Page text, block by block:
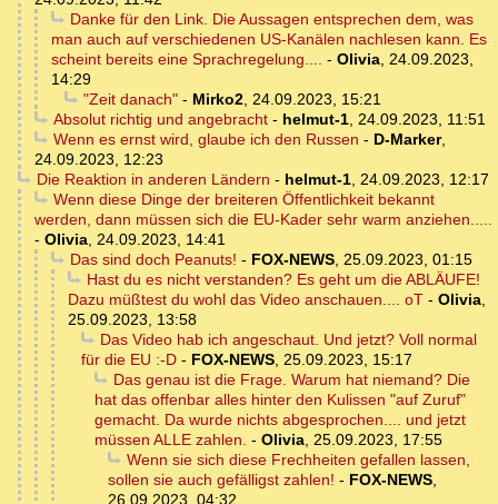
Danke für den Link. Die Aussagen entsprechen dem, was
man auch auf verschiedenen US-Kanälen nachlesen kann. Es
scheint bereits eine Sprachregelung....
- Olivia 24.09.2023,
14:29
"Zeit danach"- Mirko2, 24.09.2023, 15:21
Absolut richtig und angebracht- helmut-1, 24.09.2023, 11:51
Wenn es ernst wird, glaube ich den Russen - D-Marker,
24.09.2023, 12:23
Die Reaktion in anderen Ländern - helmut-1, 24.09.2023, 12:17
Wenn diese Dinge der breiteren Öffentlichkeit bekannt
werden, dann müssen sich die EU-Kader sehr warm anziehen.....
- Olivia 24.09.2023, 14:41
Das sind doch Peanuts! - FOX-NEWS, 25.09.2023, 01:15
Hast du es nicht verstanden? Es geht um die ABLÄUFE!
Dazu müßtest du wohl das Video anschauen.... oT - Olivia
25.09.2023, 13:58
Das Video hab ich angeschaut. Und jetzt? Voll normal
für die EU :-D - FOX-NEWS 25.09.2023, 15:17
Das genau ist die Frage. Warum hat niemand? Die
hat das offenbar alles hinter den Kulissen "auf Zuruf"
gemacht. Da wurde nichts abgesprochen.... und jetzt
müssen ALLE zahlen. - Olivia 25.09.2023, 17:55
Wenn sie sich diese Frechheiten gefallen lassen,
sollen sie auch gefälligst zahlen! - FOX-NEWS
26.09.2023, 04:32